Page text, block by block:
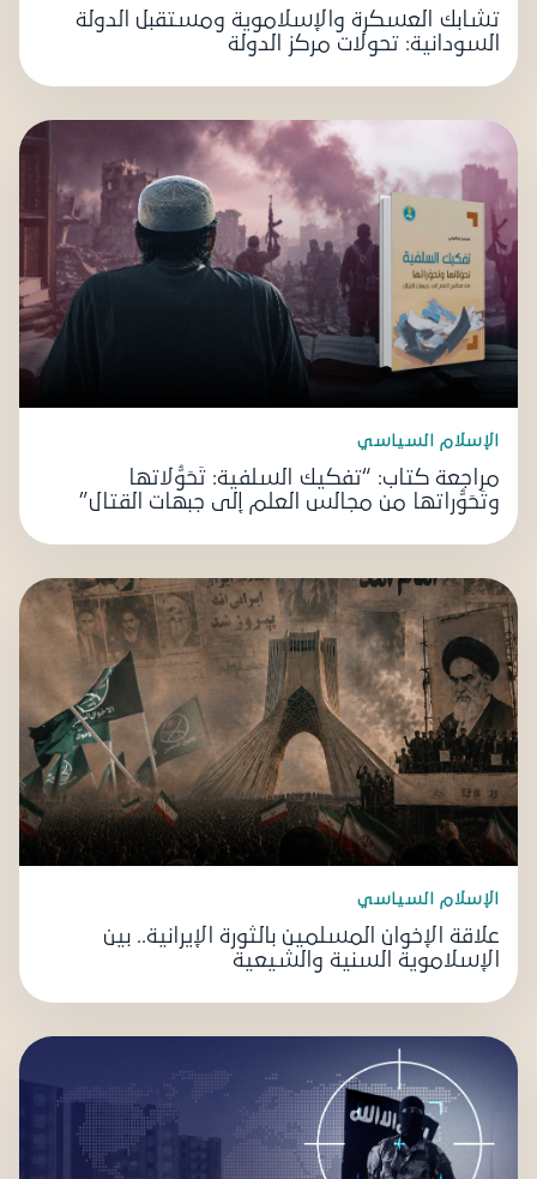
تشابك العسكرة والإسلاموية ومستقبل الدولة
السودانية: تحولات مركز الدولة
الإسلام السياسي
مراجعة كتاب: “تفكيك السلفية: تَحَوُّلاتها
وتَحَوُّراتها من مجالس العلم إلى جبهات القتال”
الإسلام السياسي
علاقة الإخوان المسلمين بالثورة الإيرانية.. بين
الإسلاموية السنية والشيعية